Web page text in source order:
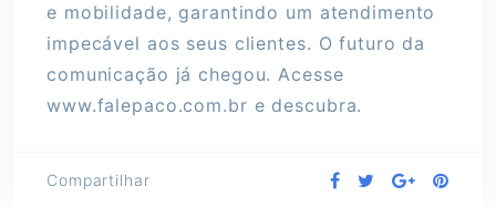
e mobilidade, garantindo um atendimento
impecável aos seus clientes. O futuro da
comunicação já chegou. Acesse
www.falepaco.com.br e descubra.
Compartilhar